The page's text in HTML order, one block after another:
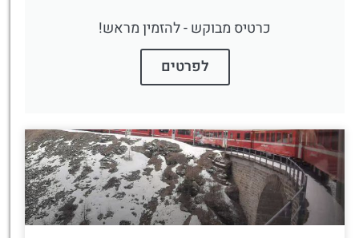
כרטיס מבוקש - להזמין מראש!
לפרטים